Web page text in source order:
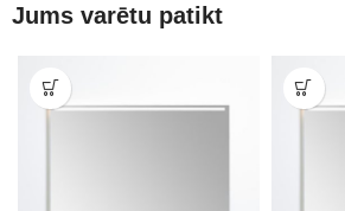
Jums varētu patikt